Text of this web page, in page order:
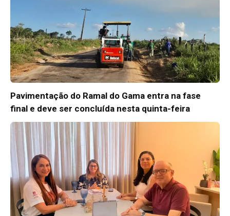
Pavimentação do Ramal do Gama entra na fase
final e deve ser concluída nesta quinta-feira